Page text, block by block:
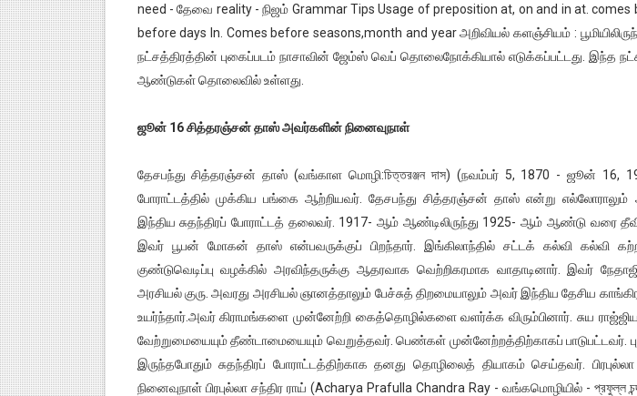
need - தேவை reality - நிஜம் Grammar Tips Usage of preposition at, on and in at. comes
before days In. Comes before seasons,month and year அறிவியல் களஞ்சியம் :
நட்சத்திரத்தின் புகைப்படம் நாசாவின் ஜேம்ஸ் வெப் தொலைநோக்கியால் எடுக்கப்பட்டது. இந்த
ஆண்டுகள் தொலைவில் உள்ளது.
ஜூன் 16 சித்தரஞ்சன் தாஸ் அவர்களின் நினைவுநாள்
தேசபந்து சித்தரஞ்சன் தாஸ் (வங்காள மொழி:চিত্তরঞ্জন দাস) (நவம்பர் 5, 1870 - ஜூன் 16,
போராட்டத்தில் முக்கிய பங்கை ஆற்றியவர். தேசபந்து சித்தரஞ்சன் தாஸ் என்று
இந்திய சுதந்திரப் போராட்டத் தலைவர். 1917- ஆம் ஆண்டிலிருந்து 1925- ஆம் ஆண்டு வரை
இவர் பூபன் மோகன் தாஸ் என்பவருக்குப் பிறந்தார். இங்கிலாந்தில் சட்டக் கல்வி கல்வி
குண்டுவெடிப்பு வழக்கில் அரவிந்தருக்கு ஆதரவாக வெற்றிகரமாக வாதாடினார். இவர்
அரசியல் குரு. அவரது அரசியல் ஞானத்தாலும் பேச்சுத் திறமையாலும் அவர் இந்திய தேசிய
உயர்ந்தார்.அவர் கிராமங்களை முன்னேற்றி கைத்தொழில்களை வளர்க்க விரும்பினார். சுய
வேற்றுமையையும் தீண்டாமையையும் வெறுத்தவர். பெண்கள் முன்னேற்றத்திற்காகப் பாடுபட்டவர்.
இருந்தபோதும் சுதந்திரப் போராட்டத்திற்காக தனது தொழிலைத் தியாகம் செய்தவர்.
நினைவுநாள் பிரபுல்லா சந்திர ராய் (Acharya Prafulla Chandra Ray - வங்கமொழியில் - প্রফুল্ল